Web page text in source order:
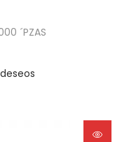
´PZAS